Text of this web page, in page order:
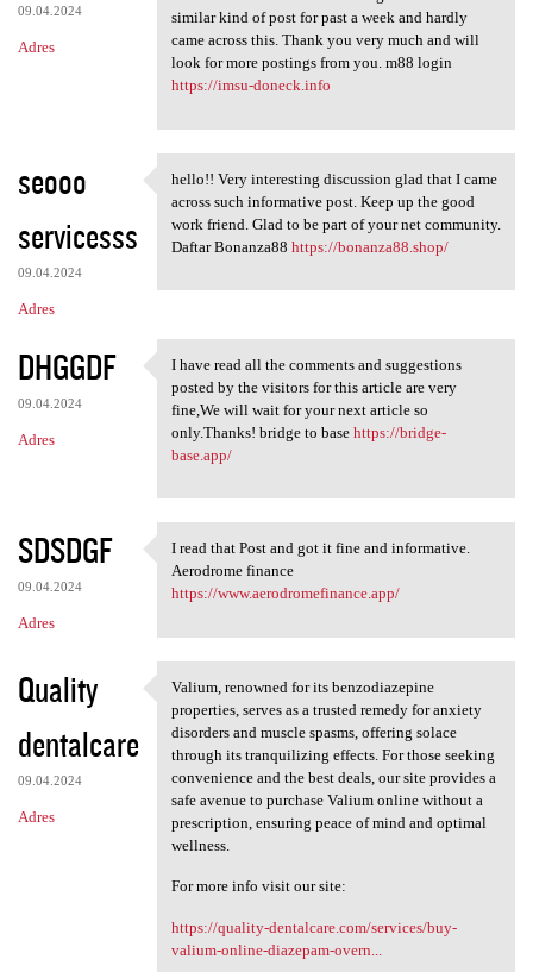
09.04.2024
Adres
similar kind of post for past a week and hardly
came across this. Thank you very much and will
look for more postings from you. m88 login
https://imsu-doneck.info
seooo
servicesss
09.04.2024
Adres
hello!! Very interesting
hello!! Very interesting discussion glad that I came
across such informative post. Keep up the good
work friend. Glad to be part of your net community.
Daftar Bonanza88 https://bonanza88.shop/
DHGGDF
09.04.2024
Adres
I have read all the comments
I have read all the comments and suggestions
posted by the visitors for this article are very
fine,We will wait for your next article so
only.Thanks! bridge to base https://bridge-
base.app/
SDSDGF
09.04.2024
Adres
I read that Post and got it
I read that Post and got it fine and informative.
Aerodrome finance
https://www.aerodromefinance.app/
Quality
dentalcare
09.04.2024
Adres
Valium, renowned for its
Valium, renowned for its benzodiazepine
properties, serves as a trusted remedy for anxiety
disorders and muscle spasms, offering solace
through its tranquilizing effects. For those seeking
convenience and the best deals, our site provides a
safe avenue to purchase Valium online without a
prescription, ensuring peace of mind and optimal
wellness.
For more info visit our site:
https://quality-dentalcare.com/services/buy-
valium-online-diazepam-overn...